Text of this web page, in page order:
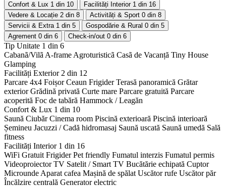
Confort & Lux 1 din 10 Facilități Interior 1 din 16
Vedere & Locație 2 din 8 Activități & Sport 0 din 8
Servicii & Extra 1 din 5 Gospodărie & Rural 0 din 5
Agrement 0 din 6 Check-in/out 0 din 6
Tip Unitate 1 din 6
Cabanã/Vilã A-frame Agroturisticã Casã de Vacanță Tiny House
Glamping
Facilități Exterior 2 din 12
Parcare 4x4 Foișor Ceaun Frigider Terasă panoramică Grătar
exterior Grădină privată Curte mare Parcare gratuită Parcare
acoperită Foc de tabără Hammock / Leagăn
Confort & Lux 1 din 10
Saună Ciubăr Cinema room Piscină exterioară Piscină interioară
Șemineu Jacuzzi / Cadă hidromasaj Saună uscată Saună umedă Sală
fitness
Facilități Interior 1 din 16
WiFi Gratuit Frigider Pet friendly Fumatul interzis Fumatul permis
Videoproiector TV Satelit / Smart TV Bucătărie echipată Cuptor
Microunde Aparat cafea Mașină de spălat Uscător rufe Uscător păr
Încălzire centrală Generator electric